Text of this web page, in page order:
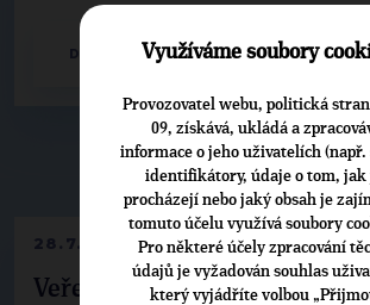
▶NEPŘEHLÉDNĚTE◀
28.7.2026
Veřejné finance, euro i
DETAIL UDÁLOSTIVyužíváme soubory
Provozovatel webu, politická
09, získává, ukládá a
informace o jeho uživatelích (např.
identifikátory, údaje o tom, jak
procházejí nebo jaký obsah je
tomuto účelu využívá soubory
Pro některé účely zpracování
údajů je vyžadován souhlas
který vyjádříte volbou